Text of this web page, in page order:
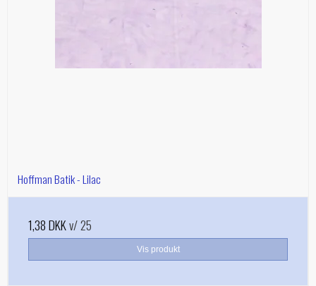
Hoffman Batik - Lilac
1,38 DKKv/ 25
Vis produkt